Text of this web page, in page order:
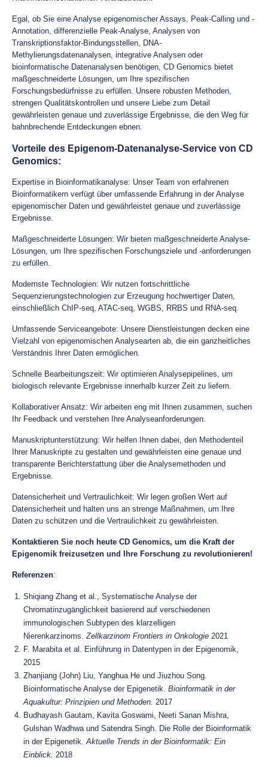
Egal, ob Sie eine Analyse epigenomischer Assays, Peak-Calling und -
Annotation, differenzielle Peak-Analyse, Analysen von
Transkriptionsfaktor-Bindungsstellen, DNA-
Methylierungsdatenanalysen, integrative Analysen oder
bioinformatische Datenanalysen benötigen, CD Genomics bietet
maßgeschneiderte Lösungen, um Ihre spezifischen
Forschungsbedürfnisse zu erfüllen. Unsere robusten Methoden,
strengen Qualitätskontrollen und unsere Liebe zum Detail
gewährleisten genaue und zuverlässige Ergebnisse, die den Weg für
bahnbrechende Entdeckungen ebnen.
Vorteile des Epigenom-Datenanalyse-Service von CD
Genomics:
Expertise in Bioinformatikanalyse: Unser Team von erfahrenen
Bioinformatikern verfügt über umfassende Erfahrung in der Analyse
epigenomischer Daten und gewährleistet genaue und zuverlässige
Ergebnisse.
Maßgeschneiderte Lösungen: Wir bieten maßgeschneiderte Analyse-
Lösungen, um Ihre spezifischen Forschungsziele und -anforderungen
zu erfüllen.
Modernste Technologien: Wir nutzen fortschrittliche
Sequenzierungstechnologien zur Erzeugung hochwertiger Daten,
einschließlich ChIP-seq, ATAC-seq, WGBS, RRBS und RNA-seq.
Umfassende Serviceangebote: Unsere Dienstleistungen decken eine
Vielzahl von epigenomischen Analysearten ab, die ein ganzheitliches
Verständnis Ihrer Daten ermöglichen.
Schnelle Bearbeitungszeit: Wir optimieren Analysepipelines, um
biologisch relevante Ergebnisse innerhalb kurzer Zeit zu liefern.
Kollaborativer Ansatz: Wir arbeiten eng mit Ihnen zusammen, suchen
Ihr Feedback und verstehen Ihre Analyseanforderungen.
Manuskriptunterstützung: Wir helfen Ihnen dabei, den Methodenteil
Ihrer Manuskripte zu gestalten und gewährleisten eine genaue und
transparente Berichterstattung über die Analysemethoden und
Ergebnisse.
Datensicherheit und Vertraulichkeit: Wir legen großen Wert auf
Datensicherheit und halten uns an strenge Maßnahmen, um Ihre
Daten zu schützen und die Vertraulichkeit zu gewährleisten.
Kontaktieren Sie noch heute CD Genomics, um die Kraft der
Epigenomik freizusetzen und Ihre Forschung zu revolutionieren!
Referenzen:
Shiqiang Zhang et al., Systematische Analyse der
Chromatinzugänglichkeit basierend auf verschiedenen
immunologischen Subtypen des klarzelligen
Nierenkarzinoms. Zellkarzinom Frontiers in Onkologie 2021
F. Marabita et al. Einführung in Datentypen in der Epigenomik,
2015
Zhanjiang (John) Liu, Yanghua He und Jiuzhou Song.
Bioinformatische Analyse der Epigenetik. Bioinformatik in der
Aquakultur: Prinzipien und Methoden. 2017
Budhayash Gautam, Kavita Goswami, Neeti Sanan Mishra,
Gulshan Wadhwa und Satendra Singh. Die Rolle der Bioinformatik
in der Epigenetik. Aktuelle Trends in der Bioinformatik: Ein
Einblick. 2018